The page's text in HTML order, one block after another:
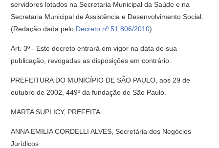
servidores lotados na Secretaria Municipal da Saúde e na
Secretaria Municipal de Assistência e Desenvolvimento Social.
(Redação dada pelo Decreto nº 51.806/2010)
Art. 3º - Este decreto entrará em vigor na data de sua
publicação, revogadas as disposições em contrário.
PREFEITURA DO MUNICÍPIO DE SÃO PAULO, aos 29 de
outubro de 2002, 449º da fundação de São Paulo.
MARTA SUPLICY, PREFEITA
ANNA EMILIA CORDELLI ALVES, Secretária dos Negócios
Jurídicos